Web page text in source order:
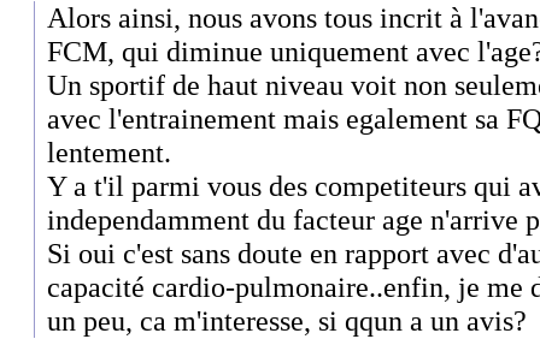
Alors ainsi, nous avons tous incrit à
FCM, qui diminue uniquement avec
Un sportif de haut niveau voit non
avec l'entrainement mais egalement sa
lentement.
Y a t'il parmi vous des competiteurs qui
independamment du facteur age n'arrive
Si oui c'est sans doute en rapport avec
capacité cardio-pulmonaire..enfin, je me
un peu, ca m'interesse, si qqun a un avis?